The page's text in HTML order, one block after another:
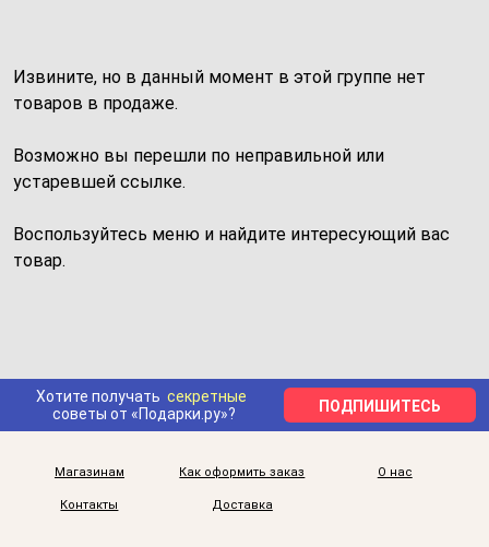
Извините, но в данный момент в этой группе нет
товаров в продаже.
Возможно вы перешли по неправильной или
устаревшей ссылке.
Воспользуйтесь меню и найдите интересующий вас
товар.
Хотите получать секретные
советы от «Подарки.ру»?
ПОДПИШИТЕСЬ
Магазинам Как оформить заказ О нас
Контакты Доставка